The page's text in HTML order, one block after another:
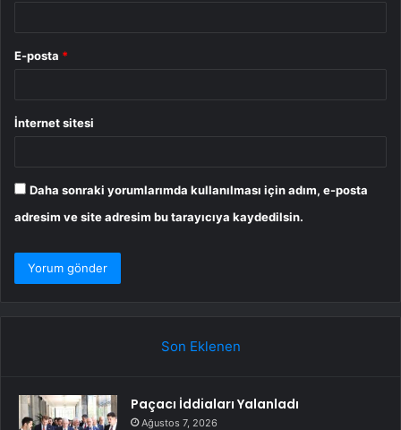
E-posta *
İnternet sitesi
Daha sonraki yorumlarımda kullanılması için adım, e-posta
adresim ve site adresim bu tarayıcıya kaydedilsin.
Son Eklenen
Paçacı İddiaları Yalanladı
Ağustos 7, 2026